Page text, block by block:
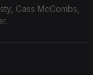
Cass McCombs,